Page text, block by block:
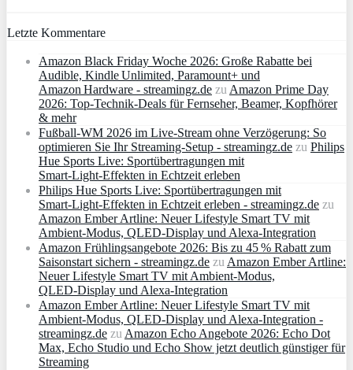
Letzte Kommentare
Amazon Black Friday Woche 2026: Große Rabatte bei
Audible, Kindle Unlimited, Paramount+ und
Amazon Hardware - streamingz.de zuAmazon Prime Day
2026: Top-Technik-Deals für Fernseher, Beamer, Kopfhörer
& mehr
Fußball-WM 2026 im Live-Stream ohne Verzögerung: So
optimieren Sie Ihr Streaming-Setup - streamingz.de zu Philips
Hue Sports Live: Sportübertragungen mit
Smart‑Light‑Effekten in Echtzeit erleben
Philips Hue Sports Live: Sportübertragungen mit
Smart‑Light‑Effekten in Echtzeit erleben - streamingz.de zu
Amazon Ember Artline: Neuer Lifestyle Smart TV mit
Ambient‑Modus, QLED‑Display und Alexa‑Integration
Amazon Frühlingsangebote 2026: Bis zu 45 % Rabatt zum
Saisonstart sichern - streamingz.de zuAmazon Ember Artline:
Neuer Lifestyle Smart TV mit Ambient‑Modus,
QLED‑Display und Alexa‑Integration
Amazon Ember Artline: Neuer Lifestyle Smart TV mit
Ambient‑Modus, QLED‑Display und Alexa‑Integration -
streamingz.de zuAmazon Echo Angebote 2026: Echo Dot
Max, Echo Studio und Echo Show jetzt deutlich günstiger für
Streaming